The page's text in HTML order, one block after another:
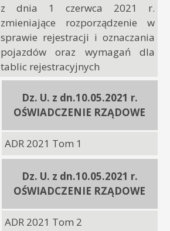
z dnia 1 czerwca 2021 r.
zmieniające rozporządzenie w
sprawie rejestracji i oznaczania
pojazdów oraz wymagań dla
tablic rejestracyjnych
Dz. U. z dn.10.05.2021 r.
OŚWIADCZENIE RZĄDOWE
ADR 2021 Tom 1
Dz. U. z dn.10.05.2021 r.
OŚWIADCZENIE RZĄDOWE
ADR 2021 Tom 2